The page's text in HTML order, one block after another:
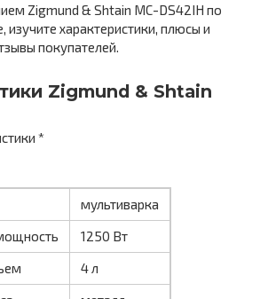
Zigmund & Shtain MC-DS42IH по
изучите характеристики, плюсы и
покупателей.
Zigmund & Shtain
*
мультиварка
1250 Вт
4 л